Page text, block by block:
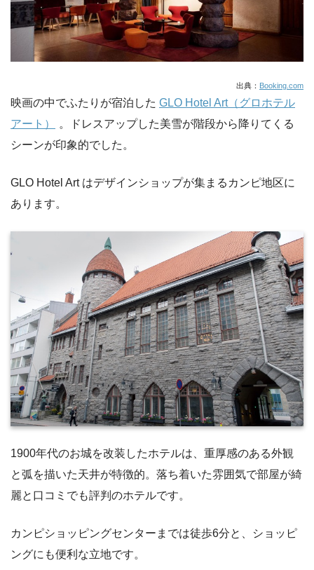
出典： Booking.com
映画の中でふたりが宿泊した GLO Hotel Art（グロホテル
アート）
。ドレスアップした美雪が階段から降りてくる
シーンが印象的でした。
GLO Hotel Art はデザインショップが集まるカンピ地区に
あります。
1900年代のお城を改装したホテルは、重厚感のある外観
と弧を描いた天井が特徴的。落ち着いた雰囲気で部屋が綺
麗と口コミでも評判のホテルです。
カンピショッピングセンターまでは徒歩6分と、ショッピ
ングにも便利な立地です。